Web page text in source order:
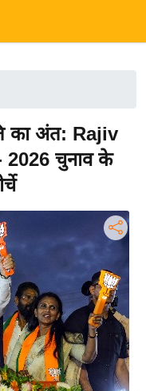
का अंत: Rajiv
2026 चुनाव के